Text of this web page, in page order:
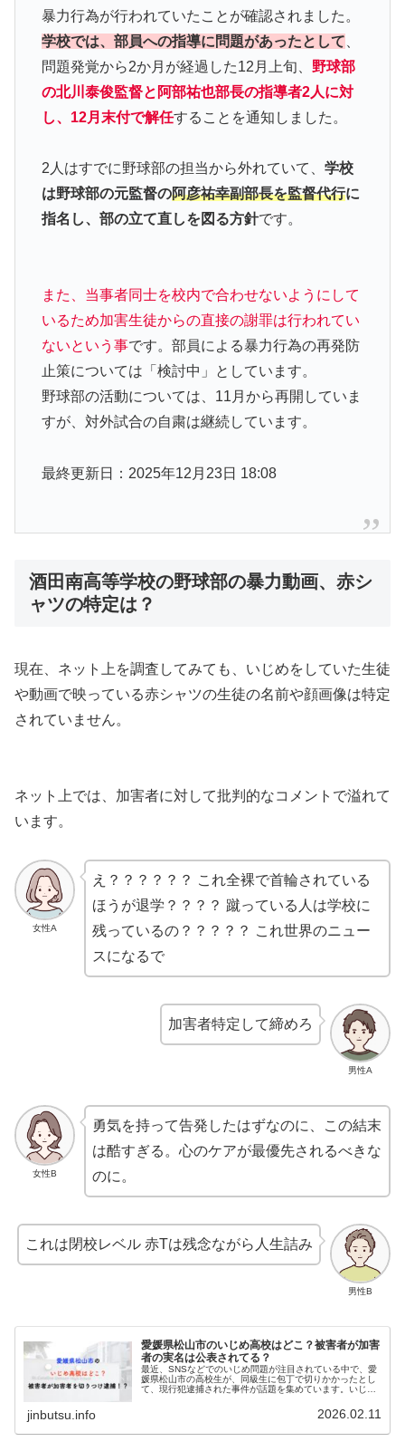
暴力行為が行われていたことが確認されました。
学校では、部員への指導に問題があったとして、
問題発覚から2か月が経過した12月上旬、 野球部
の北川泰俊監督と阿部祐也部長の指導者2人に対
し、12月末付で解任することを通知しました。
2人はすでに野球部の担当から外れていて、 学校
は野球部の元監督の阿彦祐幸副部長を監督代行に
指名し、部の立て直しを図る方針です。
また、当事者同士を校内で合わせないようにして
いるため加害生徒からの直接の謝罪は行われてい
ないという事です。部員による暴力行為の再発防
止策については「検討中」としています。
野球部の活動については、11月から再開していま
すが、対外試合の自粛は継続しています。
最終更新日：2025年12月23日 18:08
酒田南高等学校の野球部の暴力動画、赤シ
ャツの特定は？
現在、ネット上を調査してみても、いじめをしていた生徒
や動画で映っている赤シャツの生徒の名前や顔画像は特定
されていません。
ネット上では、加害者に対して批判的なコメントで溢れて
います。
女性A
え？？？？？？ これ全裸で首輪されている
ほうが退学？？？？ 蹴っている人は学校に
残っているの？？？？？ これ世界のニュー
スになるで
男性A
加害者特定して締めろ
女性B
勇気を持って告発したはずなのに、この結末
は酷すぎる。心のケアが最優先されるべきな
のに。
男性B
これは閉校レベル 赤Tは残念ながら人生詰み
愛媛県松山市のいじめ高校はどこ？被害者が加害
者の実名は公表されてる？
最近、SNSなどでのいじめ問題が注目されている中で、愛
媛県松山市の高校生が、同級生に包丁で切りかかったとし
て、現行犯逮捕された事件が話題を集めています。いじめ
jinbutsu.info 2026.02.11